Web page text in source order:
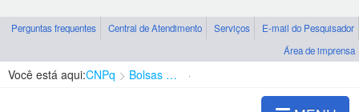
Perguntas frequentes Central de Atendimento Serviços
E-mail do Pesquisador
Área de imprensa
Você está aqui:CNPq Bolsas e Auxílios Vigentes